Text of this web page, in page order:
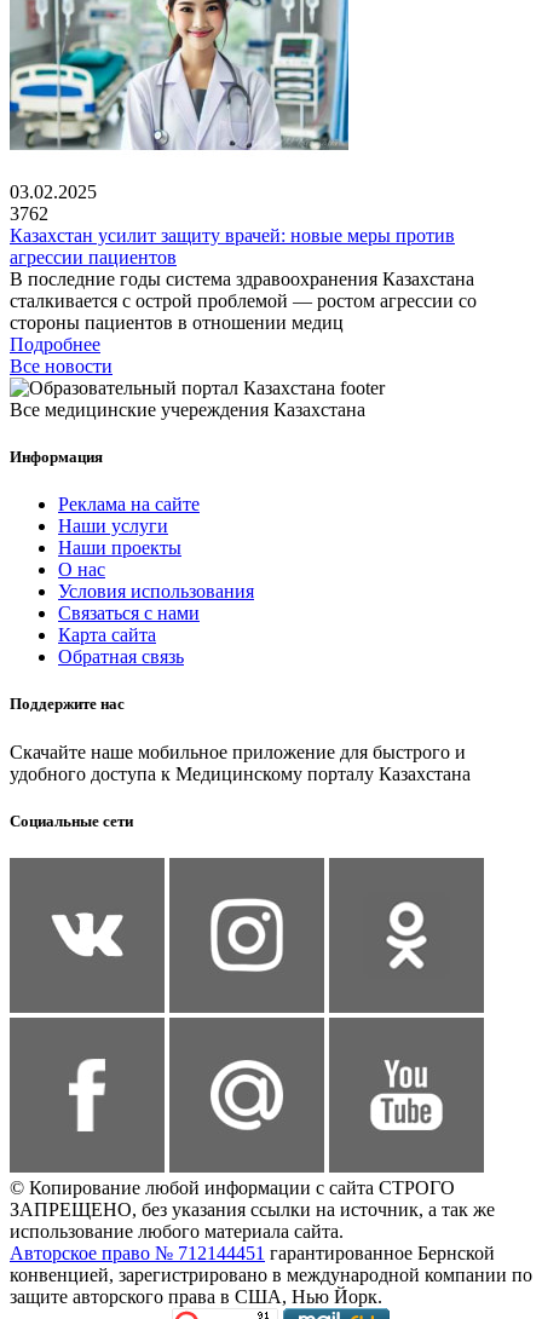
03.02.2025
3762
Казахстан усилит защиту врачей: новые меры против
агрессии пациентов
В последние годы система здравоохранения Казахстана
сталкивается с острой проблемой — ростом агрессии со
стороны пациентов в отношении медиц
Подробнее
Все новости
Все медицинские учереждения Казахстана
Информация
Реклама на сайте
Наши услуги
Наши проекты
О нас
Условия использования
Связаться с нами
Карта сайта
Обратная связь
Поддержите нас
Скачайте наше мобильное приложение для быстрого и
удобного доступа к Медицинскому порталу Казахстана
Социальные сети
© Копирование любой информации с сайта СТРОГО
ЗАПРЕЩЕНО, без указания ссылки на источник, а так же
использование любого материала сайта.
Авторское право № 712144451 гарантированное Бернской
конвенцией, зарегистрировано в международной компании по
защите авторского права в США, Нью Йорк.